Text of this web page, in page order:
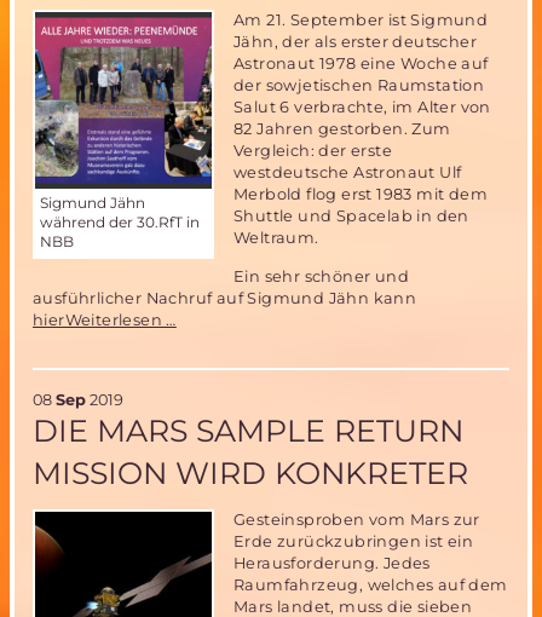
Sigmund Jähn
während der 30.RfT in
NBB
Am 21. September ist Sigmund
Jähn, der als erster deutscher
Astronaut 1978 eine Woche auf
der sowjetischen Raumstation
Salut 6 verbrachte, im Alter von
82 Jahren gestorben. Zum
Vergleich: der erste
westdeutsche Astronaut Ulf
Merbold flog erst 1983 mit dem
Shuttle und Spacelab in den
Weltraum.
Ein sehr schöner und
ausführlicher Nachruf auf Sigmund Jähn kann
hierWeiterlesen …
08 Sep 2019
DIE MARS SAMPLE RETURN
MISSION WIRD KONKRETER
Gesteinsproben vom Mars zur
Erde zurückzubringen ist ein
Herausforderung. Jedes
Raumfahrzeug, welches auf dem
Mars landet, muss die sieben